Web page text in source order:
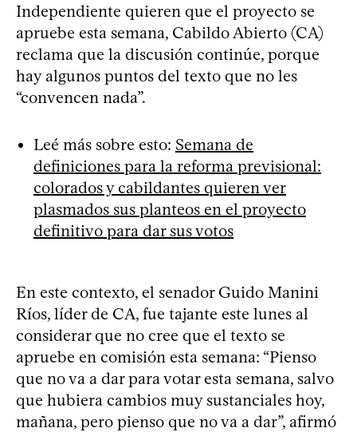
Independiente quieren que el proyecto se
apruebe esta semana, Cabildo Abierto (CA)
reclama que la discusión continúe, porque
hay algunos puntos del texto que no les
“convencen nada”.
Leé más sobre esto: Semana de
definiciones para la reforma previsional:
colorados y cabildantes quieren ver
plasmados sus planteos en el proyecto
definitivo para dar sus votos
En este contexto, el senador Guido Manini
Ríos, líder de CA, fue tajante este lunes al
considerar que no cree que el texto se
apruebe en comisión esta semana: “Pienso
que no va a dar para votar esta semana, salvo
que hubiera cambios muy sustanciales hoy,
mañana, pero pienso que no va a dar”, afirmó